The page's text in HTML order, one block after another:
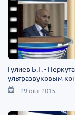
Гулиев Б.Г. -
ультразвуковым
29 окт 2015